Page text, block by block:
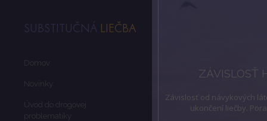
SUBSTITUČNÁ LIEČBA
Domov
Novinky
Úvod do drogovej
problematiky
ZÁVISLOSŤ
Závislosť od návykových
ukončení liečby.